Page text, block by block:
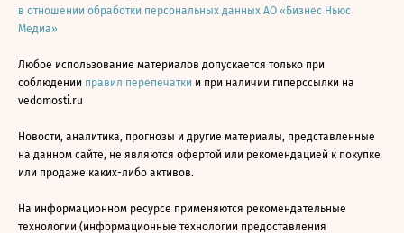
в отношении обработки персональных данных АО «Бизнес Ньюс
Медиа»
Любое использование материалов допускается только при
соблюдении правил перепечатки и при наличии гиперссылки на
vedomosti.ru
Новости, аналитика, прогнозы и другие материалы, представленные
на данном сайте, не являются офертой или рекомендацией к покупке
или продаже каких-либо активов.
На информационном ресурсе применяются рекомендательные
технологии (информационные технологии предоставления